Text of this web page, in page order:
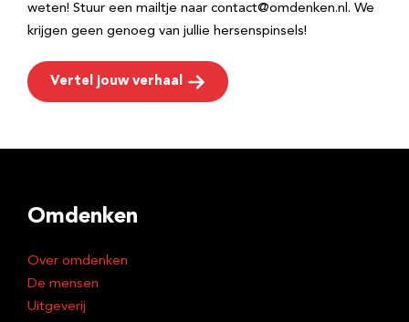
weten! Stuur een mailtje naar contact@omdenken.nl. We
krijgen geen genoeg van jullie hersenspinsels!
Vertel jouw verhaal
Omdenken
Over omdenken
De mensen
Uitgeverij